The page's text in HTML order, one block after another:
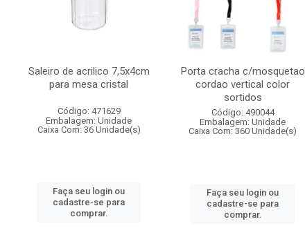
Saleiro de acrilico 7,5x4cm
para mesa cristal
Código: 471629
Embalagem: Unidade
Caixa Com: 36 Unidade(s)
Faça seu login ou
cadastre-se para
comprar.
Porta cracha c/mosquetao
cordao vertical color
sortidos
Código: 490044
Embalagem: Unidade
Caixa Com: 360 Unidade(s)
Faça seu login ou
cadastre-se para
comprar.